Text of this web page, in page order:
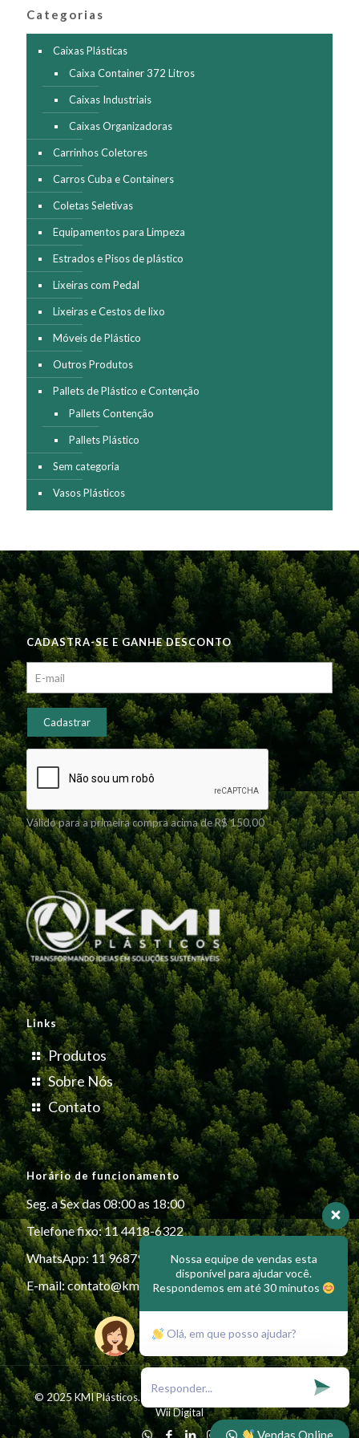
Categorias
Caixas Plásticas
Caixa Container 372 Litros
Caixas Industriais
Caixas Organizadoras
Carrinhos Coletores
Carros Cuba e Containers
Coletas Seletivas
Equipamentos para Limpeza
Estrados e Pisos de plástico
Lixeiras com Pedal
Lixeiras e Cestos de lixo
Móveis de Plástico
Outros Produtos
Pallets de Plástico e Contenção
Pallets Contenção
Pallets Plástico
Sem categoria
Vasos Plásticos
CADASTRA-SE E GANHE DESCONTO
Válido para a primeira compra acima de R$ 150,00
Links
Produtos
Sobre Nós
Contato
Horário de funcionamento
Seg. a Sex das 08:00 as 18:00
Telefone fixo: 11 4418-6322
WhatsApp: 11 96879-6999
E-mail:contato@kmiplasticos.com.br
© 2025 KMI Plásticos. All Rights Reserved - Desenvolvido por
Wii Digital
Nossa equipe de vendas esta
disponível para ajudar você.
Respondemos em até 30 minutos
Olá, em que posso ajudar?
Vendas Online